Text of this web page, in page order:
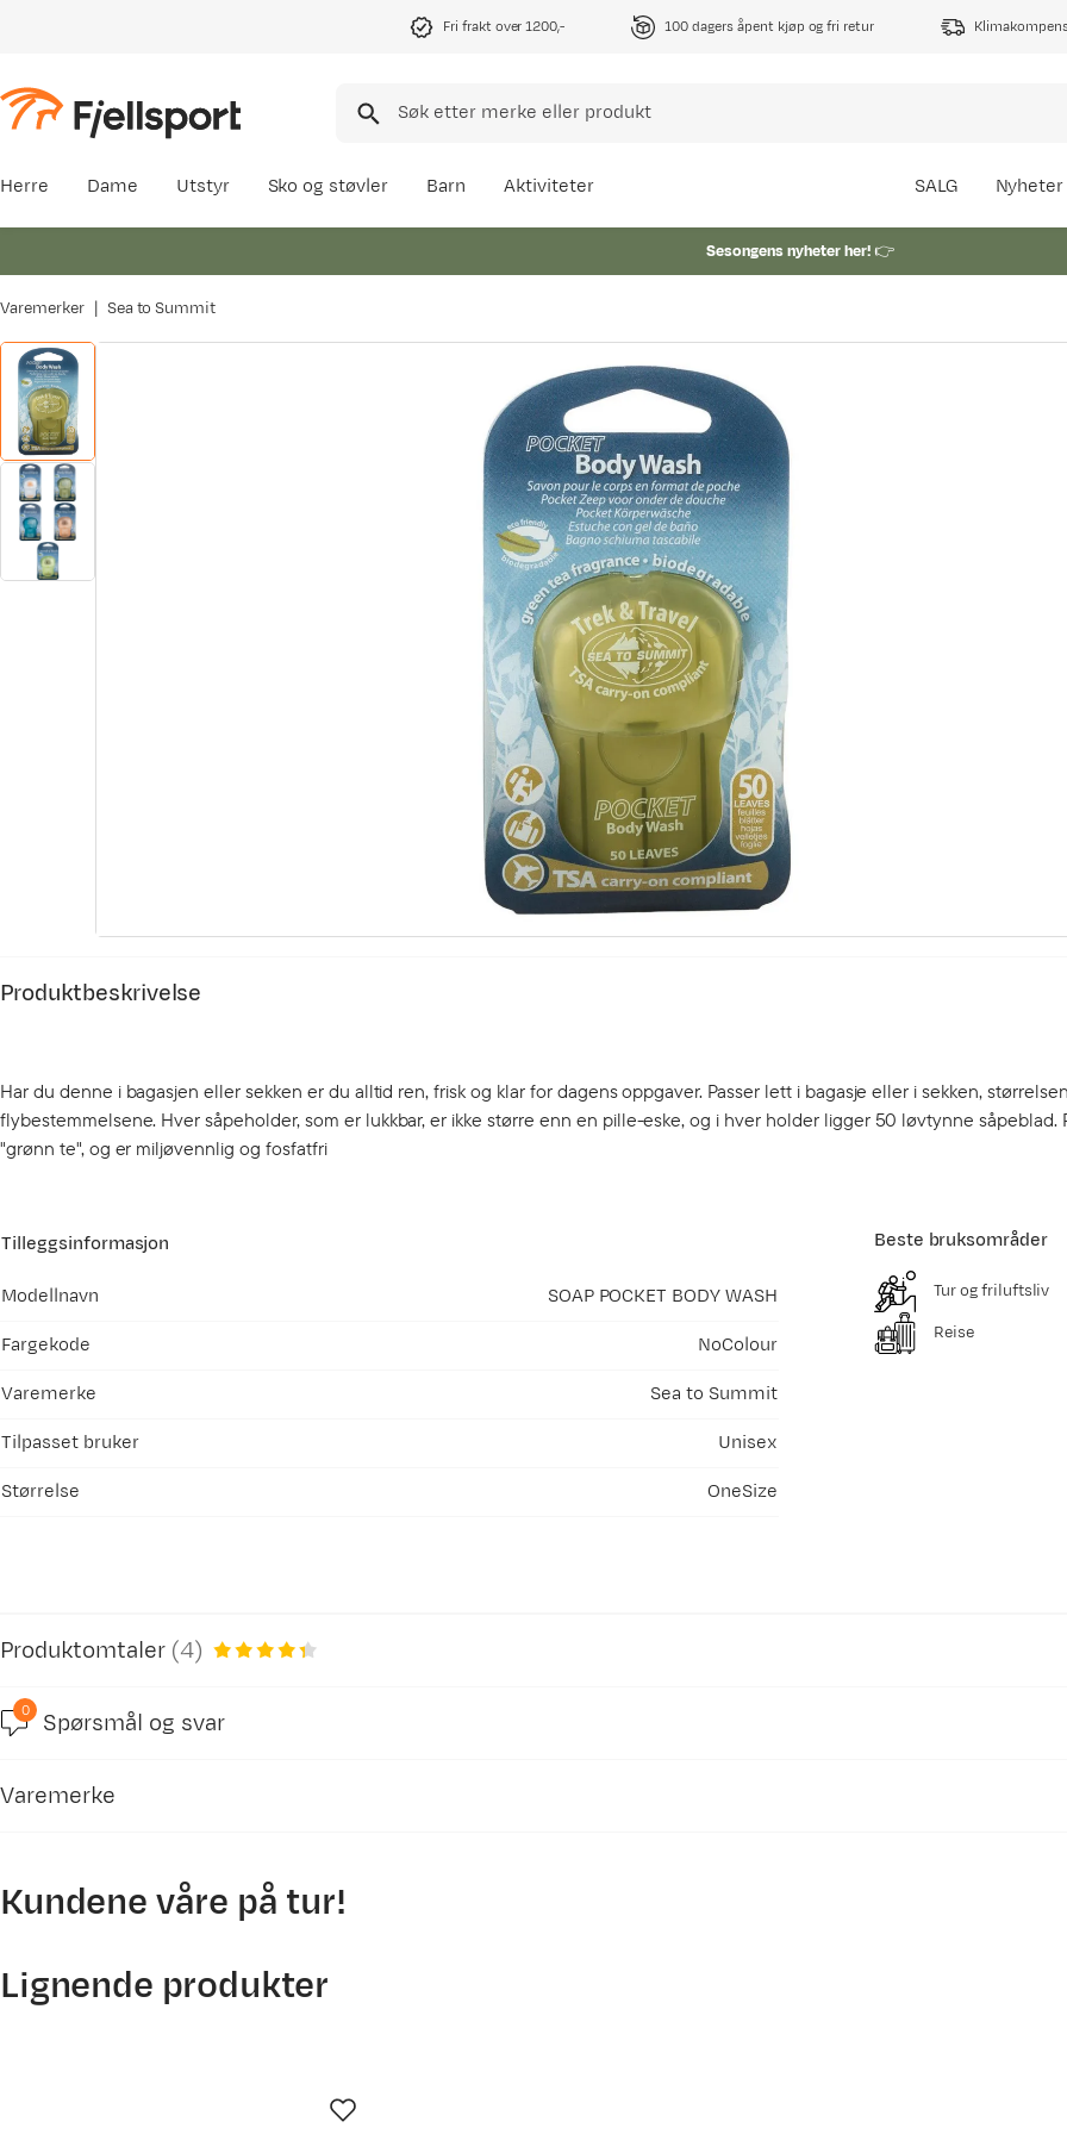
Fri frakt over 1200,- 100 dagers åpent kjøp og fri retur
Herre Dame Utstyr Sko og støvler Barn Aktiviteter SALG Nyheter
Sesongens nyheter her!👉
Varemerker Sea to Summit
Produktbeskrivelse
Har du denne i bagasjen eller sekken er du alltid ren, frisk og klar for dagens oppgaver. Passer lett i bagasje eller i sekken,
flybestemmelsene. Hver såpeholder, som er lukkbar, er ikke større enn en pille-eske, og i hver holder ligger 50 løvtynne såpeblad.
"grønn te", og er miljøvennlig og fosfatfri
Tilleggsinformasjon
Modellnavn
SOAP POCKET BODY WASH
Fargekode
NoColour
Varemerke
Sea to Summit
Tilpasset bruker
Unisex
Størrelse
OneSize
Beste bruksområder
Tur og friluftsliv
Reise
Produktomtaler (4)
4.3
Per
6 år siden
0 Spørsmål og svar
Varemerke
Kundene våre på tur!
Lignende produkter